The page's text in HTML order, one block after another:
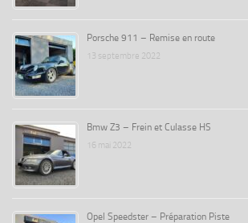
Porsche 911 – Remise en route
13 septembre 2022
Bmw Z3 – Frein et Culasse HS
16 mai 2022
Opel Speedster – Préparation Piste